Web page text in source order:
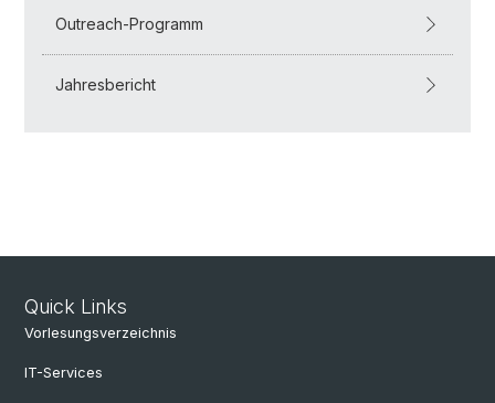
Outreach-Programm
Jahresbericht
Quick Links
Vorlesungsverzeichnis
IT-Services